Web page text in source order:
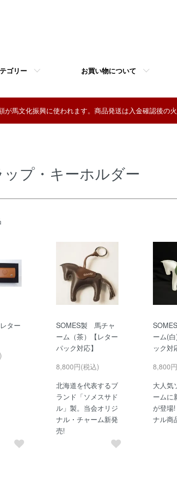
ゴリー お買い物について
が馬文化振興に使われます。商品発送は入金確認後の
プ・キーホルダー
ター
SOMES製 馬チャ
ーム（茶）【レター
パック対応】
8,800円(税込)
北海道を代表するブ
ランド「ソメスサド
ル」製。当会オリジ
ナル・チャーム新発
売!
ーム(
ック対
8,800
大人気
ームに
が登場
ナル商